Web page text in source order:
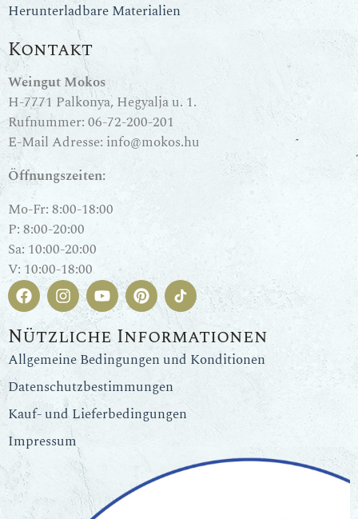
Herunterladbare Materialien
Kontakt
Weingut Mokos
H-7771 Palkonya, Hegyalja u. 1.
Rufnummer:06-72-200-201
E-Mail Adresse: info@mokos.hu
Öffnungszeiten:
Mo-Fr: 8:00-18:00
P: 8:00-20:00
Sa: 10:00-20:00
V: 10:00-18:00
Nützliche Informationen
Allgemeine Bedingungen und Konditionen
Datenschutzbestimmungen
Kauf- und Lieferbedingungen
Impressum